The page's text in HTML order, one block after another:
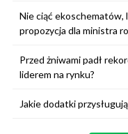
Nie ciąć ekoschematów,
propozycja dla ministra
Przed żniwami padł
liderem na rynku?
Jakie dodatki